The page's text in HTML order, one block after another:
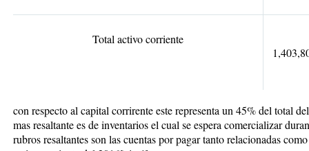
Total activo corriente
con respecto al capital corrirente este representa un 45% del total
mas resaltante es de inventarios el cual se espera comercializar
rubros resaltantes son las cuentas por pagar tanto relacionadas